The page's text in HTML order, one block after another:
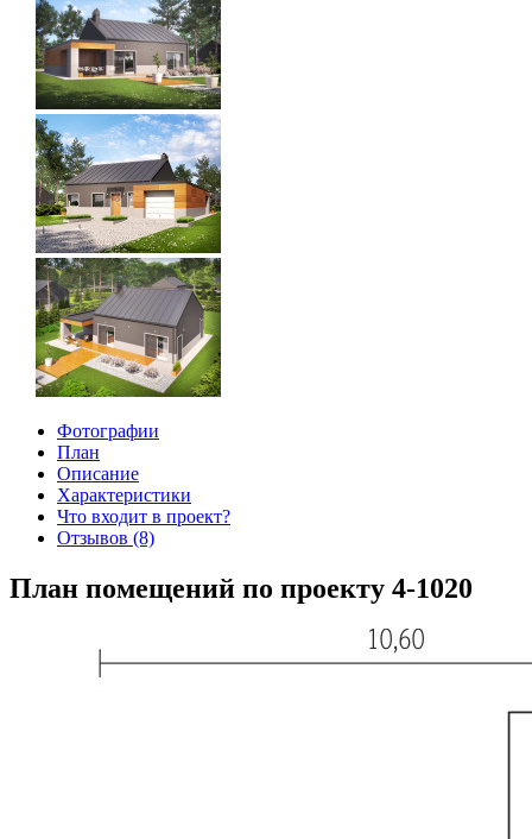
Фотографии
План
Описание
Характеристики
Что входит в проект?
Отзывов (8)
План помещений по проекту 4-1020